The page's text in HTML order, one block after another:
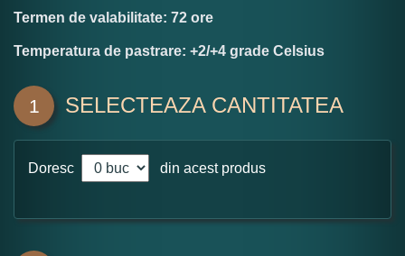
Termen de valabilitate: 72 ore
Temperatura de pastrare: +2/+4 grade Celsius
1 SELECTEAZA CANTITATEA
Doresc din acest produs